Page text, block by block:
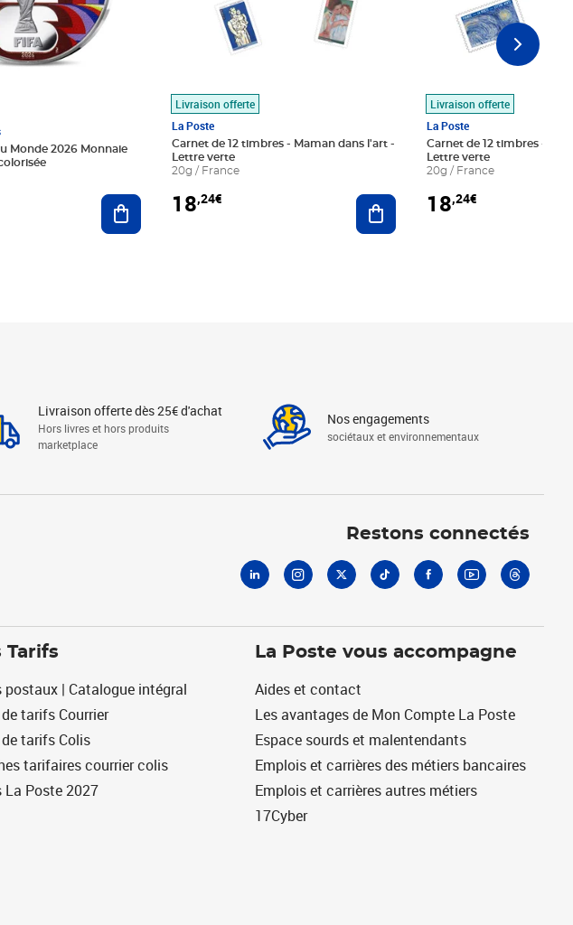
Monde 2026 Monnaie
Ajouter au panier
Livraison offerte
La Poste
Carnet de 12 timbres - Maman dans l'art -
Lettre verte
20g / France
18,24€ Ajouter au panier
Livraison offerte
La Poste
Carnet de 12 timbres - Le
Lettre verte
20g / France
18,24€
Livraison offerte dès 25€ d'achat
Hors livres et hors produits
marketplace
Nos engagements
sociétaux et environnementaux
Restons connectés
Tarifs
postaux | Catalogue intégral
tarifs Courrier
tarifs Colis
tarifaires courrier colis
La Poste 2027
La Poste vous accompagne
Aides et contact
Les avantages de Mon Compte La Poste
Espace sourds et malentendants
Emplois et carrières des métiers bancaires
Emplois et carrières autres métiers
17Cyber